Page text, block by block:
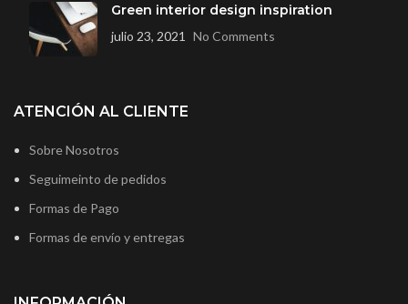
Green interior design inspiration
julio 23, 2021 No Comments
ATENCIÓN AL CLIENTE
Sobre Nosotros
Seguimeinto de pedidos
Formas de Pago
Formas de envío y entregas